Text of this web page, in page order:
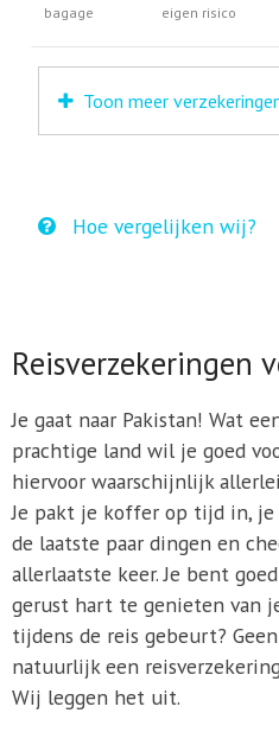
bagage eigen risico
Toon meer
Hoe vergelijken wij?
Reisverzekeringen
Je gaat naar Pakistan! Wat
prachtige land wil je goed
hiervoor waarschijnlijk
Je pakt je koffer op tijd in, je
de laatste paar dingen en
allerlaatste keer. Je bent
gerust hart te genieten van
tijdens de reis gebeurt?
natuurlijk een
Wij leggen het uit.